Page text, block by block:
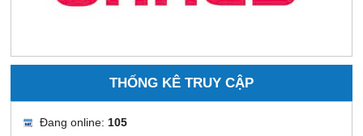
THỐNG KÊ TRUY CẬP
Đang online:105